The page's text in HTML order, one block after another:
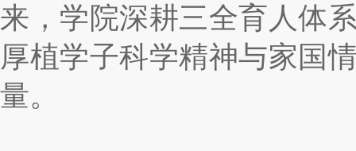
来，学院深耕三全育人体
厚植学子科学精神与家国
量。